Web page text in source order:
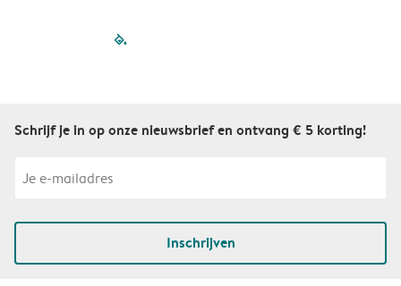
filled-pagination
Schrijf je in op onze nieuwsbrief en ontvang € 5 korting!
Inschrijven